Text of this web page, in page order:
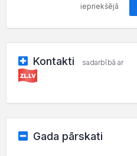
iepriekšējā
Kontakti sadarbībā ar
Gada pārskati